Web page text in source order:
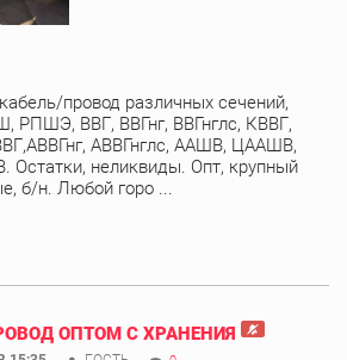
провод различных сечений,
РПШЭ, ВВГ, ВВГнг, ВВГнглс, КВВГ,
АВВГнглс, ААШВ, ЦААШВ,
неликвиды. Опт, крупный
б/н. Любой горо ...
ОПТОМ С ХРАНЕНИЯ